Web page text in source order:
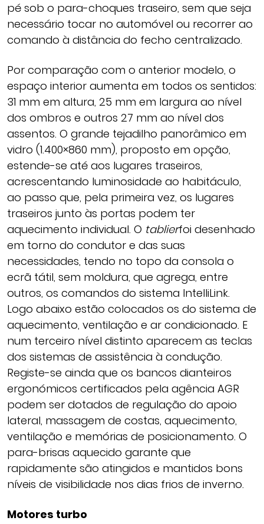
pé sob o para-choques traseiro, sem que seja
necessário tocar no automóvel ou recorrer ao
comando à distância do fecho centralizado.
Por comparação com o anterior modelo, o
espaço interior aumenta em todos os sentidos:
31 mm em altura, 25 mm em largura ao nível
dos ombros e outros 27 mm ao nível dos
assentos. O grande tejadilho panorâmico em
vidro (1.400×860 mm), proposto em opção,
estende-se até aos lugares traseiros,
acrescentando luminosidade ao habitáculo,
ao passo que, pela primeira vez, os lugares
traseiros junto às portas podem ter
aquecimento individual. O tablierfoi desenhado
em torno do condutor e das suas
necessidades, tendo no topo da consola o
ecrã tátil, sem moldura, que agrega, entre
outros, os comandos do sistema IntelliLink.
Logo abaixo estão colocados os do sistema de
aquecimento, ventilação e ar condicionado. E
num terceiro nível distinto aparecem as teclas
dos sistemas de assistência à condução.
Registe-se ainda que os bancos dianteiros
ergonómicos certificados pela agência AGR
podem ser dotados de regulação do apoio
lateral, massagem de costas, aquecimento,
ventilação e memórias de posicionamento. O
para-brisas aquecido garante que
rapidamente são atingidos e mantidos bons
níveis de visibilidade nos dias frios de inverno.
Motores turbo